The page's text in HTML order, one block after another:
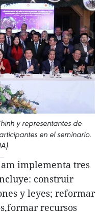
y representantes de
en el seminario.
implementa tres
construir
y leyes; reformar
recursos